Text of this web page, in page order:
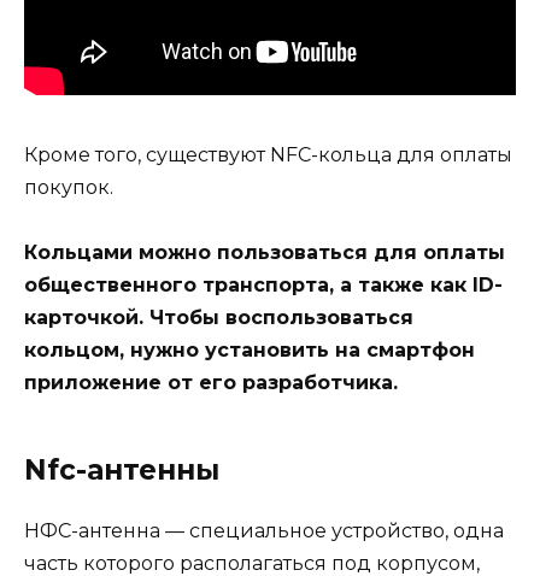
Кроме того, существуют NFC-кольца для оплаты
покупок.
Кольцами можно пользоваться для оплаты
общественного транспорта, а также как ID-
карточкой. Чтобы воспользоваться
кольцом, нужно установить на смартфон
приложение от его разработчика.
Nfc-антенны
НФС-антенна — специальное устройство, одна
часть которого располагаться под корпусом,